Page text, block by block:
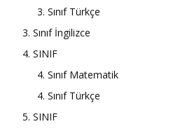
3. Sınıf Türkçe
3. Sınıf İngilizce
4. SINIF
4. Sınıf Matematik
4. Sınıf Türkçe
5. SINIF